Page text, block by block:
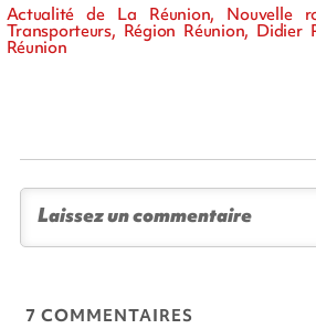
Actualité de La Réunion, Nouvelle
Transporteurs, Région Réunion, Didier
Réunion
7 COMMENTAIRES